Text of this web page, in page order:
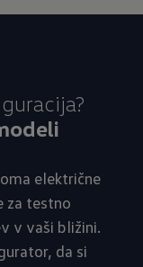
električne
za testno
v vaši bližini.
da si